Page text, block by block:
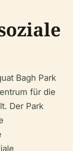
Bagh Park
für die
Der Park